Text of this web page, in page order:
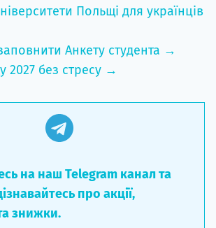
Польщі для українців
Анкету студента →
2027 без стресу →
на наш Telegram канал та
про акції,
знижки.